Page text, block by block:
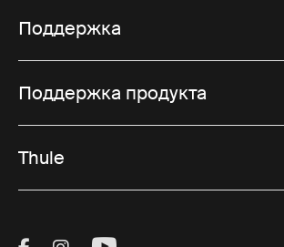
Поддержка
Поддержка продукта
Thule